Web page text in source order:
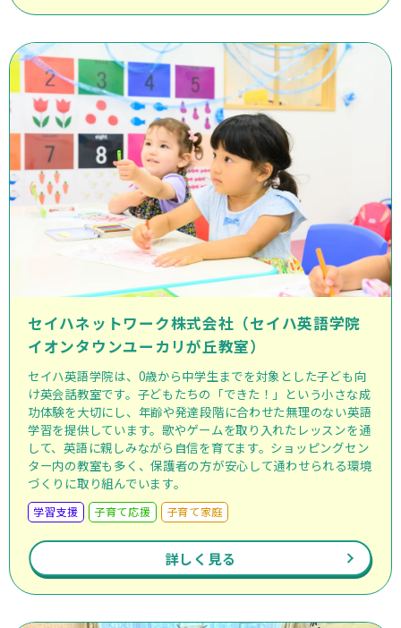
セイハネットワーク株式会社（セイハ英語学院
イオンタウンユーカリが丘教室）
セイハ英語学院は、0歳から中学生までを対象とした子ども向
け英会話教室です。子どもたちの「できた！」という小さな成
功体験を大切にし、年齢や発達段階に合わせた無理のない英語
学習を提供しています。歌やゲームを取り入れたレッスンを通
して、英語に親しみながら自信を育てます。ショッピングセン
ター内の教室も多く、保護者の方が安心して通わせられる環境
づくりに取り組んでいます。
学習支援 子育て応援 子育て家庭
詳しく見る